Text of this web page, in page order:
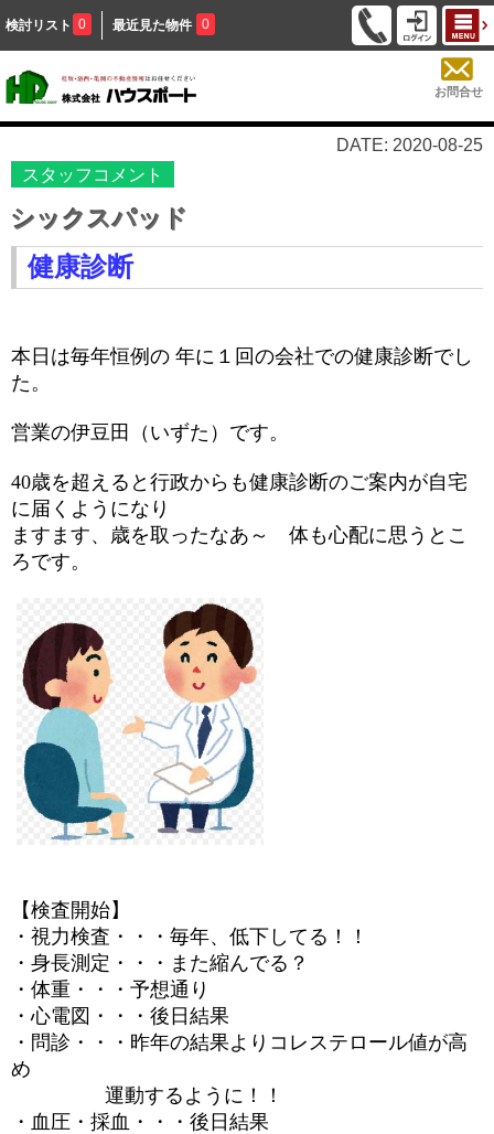
検討リスト 0 最近見た物件 0
お問合せ
DATE: 2020-08-25
スタッフコメント
シックスパッド
健康診断
本日は毎年恒例の 年に１回の会社での健康診断でし
た。
営業の伊豆田（いずた）です。
40歳を超えると行政からも健康診断のご案内が自宅
に届くようになり
ますます、歳を取ったなあ～ 体も心配に思うとこ
ろです。
【検査開始】
・視力検査・・・毎年、低下してる！！
・身長測定・・・また縮んでる？
・体重・・・予想通り
・心電図・・・後日結果
・問診・・・昨年の結果よりコレステロール値が高
め
運動するように ！！
・血圧・採血・・・後日結果